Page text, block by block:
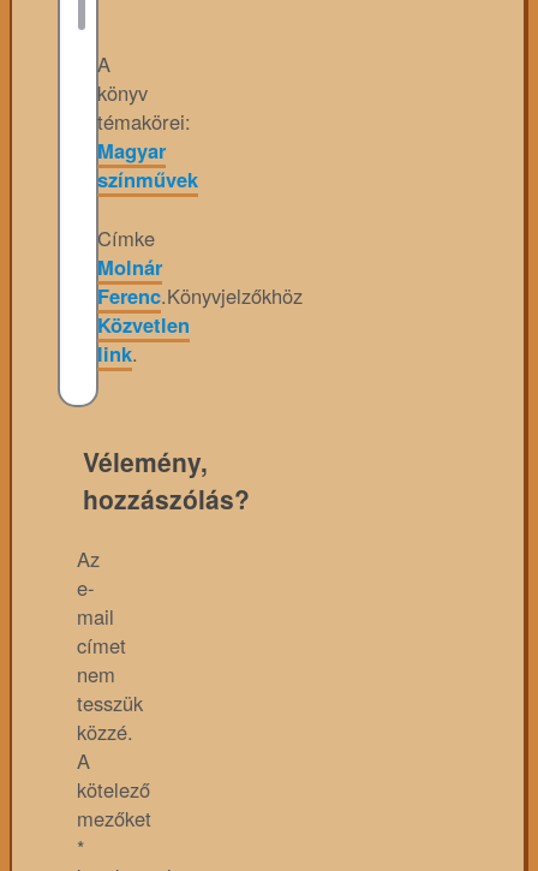
A
könyv
témakörei:
Magyar
színművek
Címke
Molnár
Ferenc.Könyvjelzőkhöz
Közvetlen
link.
Vélemény,
hozzászólás?
Az
e-
mail
címet
nem
tesszük
közzé.
A
kötelező
mezőket
*